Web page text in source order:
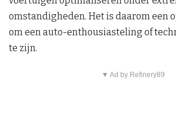
omstandigheden. Het is daarom een
om een auto-enthousiasteling of
te zijn.
▼ Ad by Refinery89